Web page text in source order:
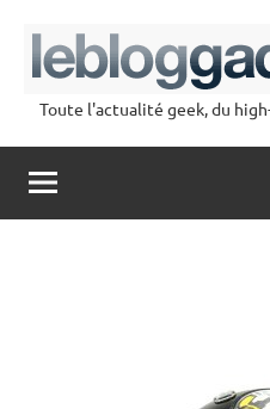
contenu
lebloggadget
Toute l'actualité geek, du